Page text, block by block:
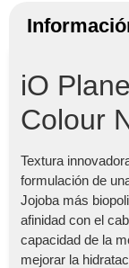
iO
Colour
Textura
formulación de
Jojoba más
afinidad con el
capacidad de la
mejorar la